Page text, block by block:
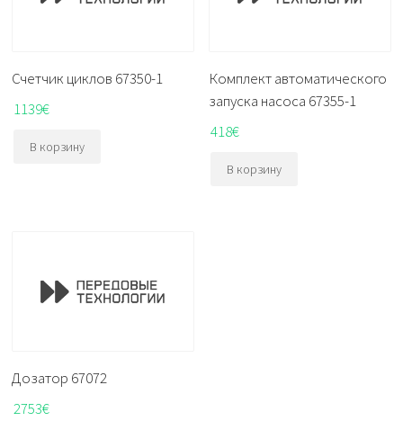
Счетчик циклов 67350-1
1139€
В корзину
Комплект автоматического
запуска насоса 67355-1
418€
В корзину
Дозатор 67072
2753€